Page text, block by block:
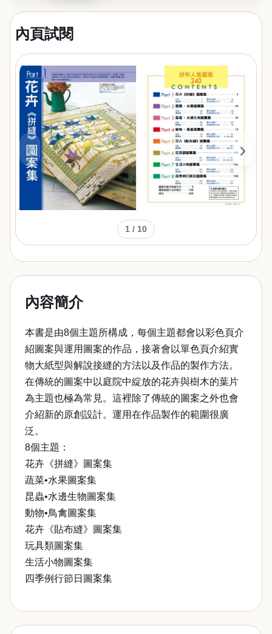
內頁試閱
‹ ›
1 / 10
內容簡介
本書是由8個主題所構成，每個主題都會以彩色頁介
紹圖案與運用圖案的作品，接著會以單色頁介紹實
物大紙型與解說接縫的方法以及作品的製作方法。
在傳統的圖案中以庭院中綻放的花卉與樹木的葉片
為主題也極為常見。這裡除了傳統的圖案之外也會
介紹新的原創設計。運用在作品製作的範圍很廣
泛。
8個主題：
花卉《拼縫》圖案集
蔬菜•水果圖案集
昆蟲•水邊生物圖案集
動物•鳥禽圖案集
花卉《貼布縫》圖案集
玩具類圖案集
生活小物圖案集
四季例行節日圖案集